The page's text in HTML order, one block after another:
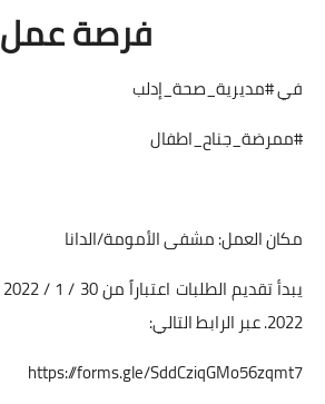
فرصة عمل
في #مديرية_صحة_إدلب
#ممرضة_جناح_اطفال
مكان العمل: مشفى الأمومة/الدانا
2022. عبر الرابط التالي:
https://forms.gle/SddCziqGMo56zqmt7